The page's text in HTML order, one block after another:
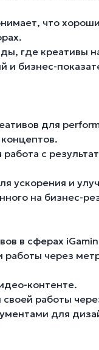
что
где креативы
и бизнес-
для
с
ускорения и
на бизнес-
в сферах
через
контенте.
своей работы
для